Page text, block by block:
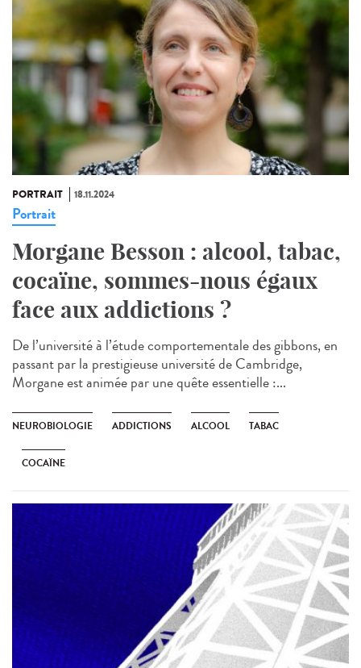
PORTRAIT 18.11.2024
Portrait
Morgane Besson : alcool, tabac,
cocaïne, sommes-nous égaux
face aux addictions ?
De l’université à l’étude comportementale des gibbons, en
passant par la prestigieuse université de Cambridge,
Morgane est animée par une quête essentielle :...
NEUROBIOLOGIE ADDICTIONS ALCOOL TABAC
COCAÏNE